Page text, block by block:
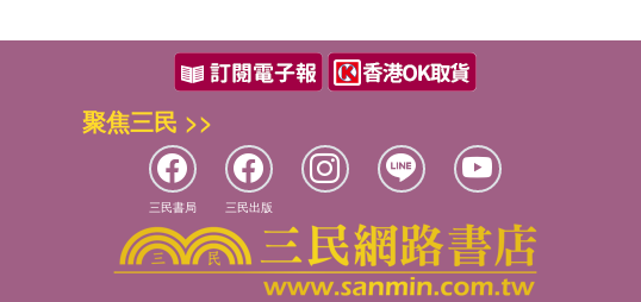
聚焦三民 >>
三民書局 三民出版